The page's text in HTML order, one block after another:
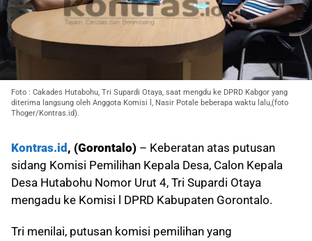
Foto : Cakades Hutabohu, Tri Supardi Otaya, saat mengdu ke DPRD Kabgor yang
diterima langsung oleh Anggota Komisi l, Nasir Potale beberapa waktu lalu,(foto
Thoger/Kontras.id).
Kontras.id , (Gorontalo) – Keberatan atas putusan
sidang Komisi Pemilihan Kepala Desa, Calon Kepala
Desa Hutabohu Nomor Urut 4, Tri Supardi Otaya
mengadu ke Komisi l DPRD Kabupaten Gorontalo.
Tri menilai, putusan komisi pemilihan yang